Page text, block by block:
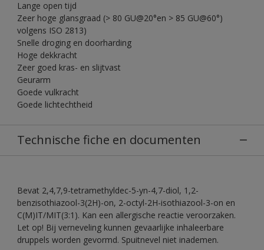
Lange open tijd
Zeer hoge glansgraad (> 80 GU@20°en > 85 GU@60°)
volgens ISO 2813)
Snelle droging en doorharding
Hoge dekkracht
Zeer goed kras- en slijtvast
Geurarm
Goede vulkracht
Goede lichtechtheid
Technische fiche en documenten
Bevat 2,4,7,9-tetramethyldec-5-yn-4,7-diol, 1,2-
benzisothiazool-3(2H)-on, 2-octyl-2H-isothiazool-3-on en
C(M)IT/MIT(3:1). Kan een allergische reactie veroorzaken.
Let op! Bij verneveling kunnen gevaarlijke inhaleerbare
druppels worden gevormd. Spuitnevel niet inademen.